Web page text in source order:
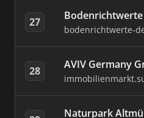
27
bodenrichtwerte-
28 AVIV Germany
Naturpark